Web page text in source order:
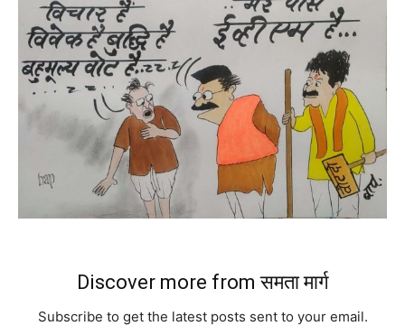
Discover more from समता मार्ग
Subscribe to get the latest posts sent to your email.